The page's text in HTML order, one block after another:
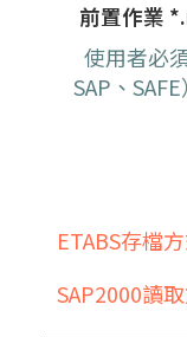
前置作業
使用者必
SAP、
ETABS存檔
SAP2000讀